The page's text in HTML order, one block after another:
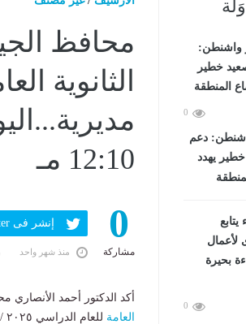
0
دعم
يهدد
0
محافظ
الثانوية
12:10 مـ
0
مشاركة
إنشر فى Twitter
منذ شهر واحد
أكد الدكتور أحمد الأنصاري
العامة